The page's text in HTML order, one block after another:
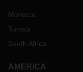
Morocco
Tunisia
South Africa
AMERICA